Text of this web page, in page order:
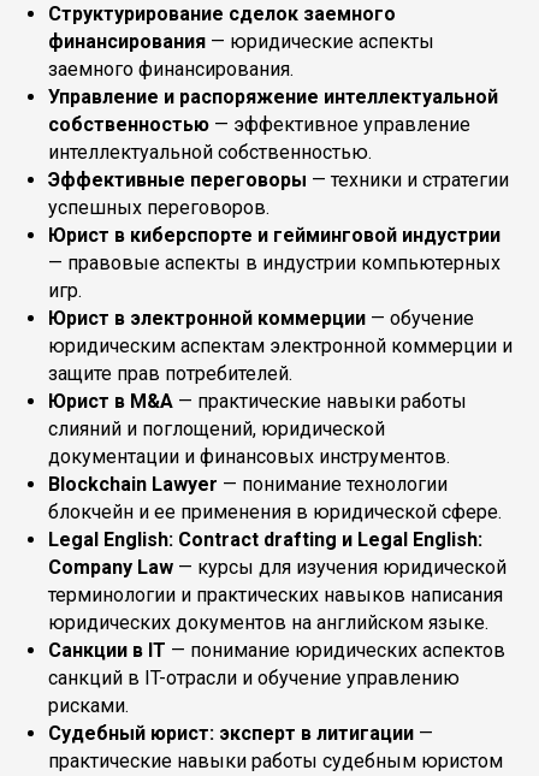
Структурирование сделок заемного
финансирования — юридические аспекты
заемного финансирования.
Управление и распоряжение интеллектуальной
собственностью — эффективное управление
интеллектуальной собственностью.
Эффективные переговоры — техники и стратегии
успешных переговоров.
Юрист в киберспорте и гейминговой индустрии
— правовые аспекты в индустрии компьютерных
игр.
Юрист в электронной коммерции — обучение
юридическим аспектам электронной коммерции и
защите прав потребителей.
Юрист в M&A — практические навыки работы
слияний и поглощений, юридической
документации и финансовых инструментов.
Blockchain Lawyer — понимание технологии
блокчейн и ее применения в юридической сфере.
Legal English: Contract drafting и Legal English:
Company Law — курсы для изучения юридической
терминологии и практических навыков написания
юридических документов на английском языке.
Санкции в IT — понимание юридических аспектов
санкций в IT-отрасли и обучение управлению
рисками.
Судебный юрист: эксперт в литигации —
практические навыки работы судебным юристом